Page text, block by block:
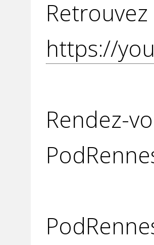
https://
Rendez-